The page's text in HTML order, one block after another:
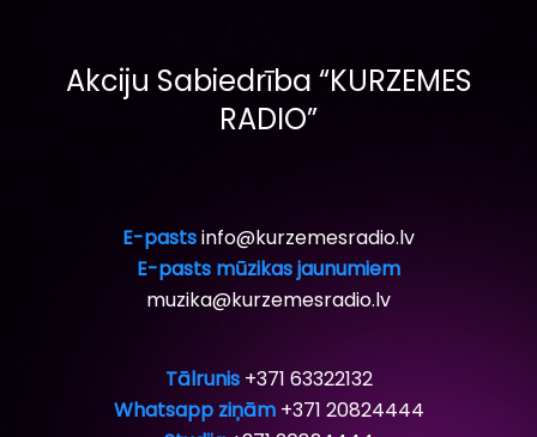
Akciju Sabiedrība “KURZEMES
RADIO”
E-pastsinfo@kurzemesradio.lv
E-pasts mūzikas jaunumiem
muzika@kurzemesradio.lv
Tālrunis +371 63322132
Whatsapp ziņām +371 20824444